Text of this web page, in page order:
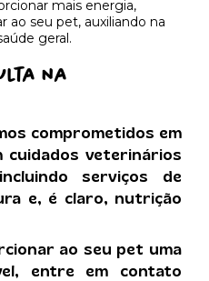
mais energia,
ao seu pet, auxiliando na
geral.
na
comprometidos em
cuidados veterinários
serviços de
e, é claro, nutrição
ao seu pet uma
entre em contato